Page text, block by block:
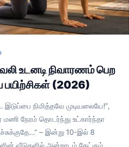
வலி உடனடி நிவாரணம் பெற
பயிற்சிகள் (2026)
நிமித்தவே முடியலையே!”,
மணி நேரம் தொடர்ந்து உட்கார்ந்தா
– இன்று 10-இல் 8